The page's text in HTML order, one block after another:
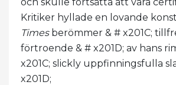
Kritiker hyllade en lovande
Timesberömmer & # x201C;
förtroende & # x201D; av hans
x201C; slickly uppfinningsfulla
x201D;